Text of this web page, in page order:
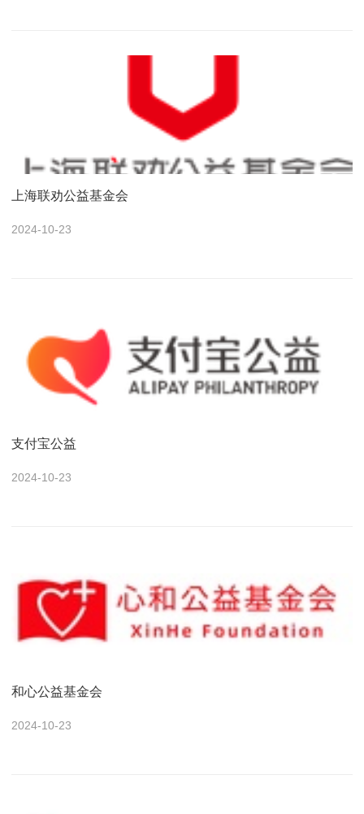
上海联劝公益基金会
2024-10-23
支付宝公益
2024-10-23
和心公益基金会
2024-10-23